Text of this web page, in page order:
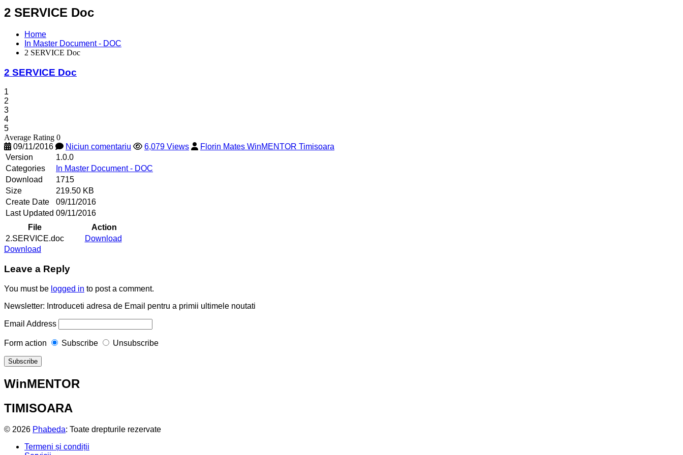
2 SERVICE Doc
Home
In Master Document - DOC
2 SERVICE Doc
2 SERVICE Doc
1
2
3
4
5
Average Rating 0
09/11/2016
Niciun comentariu 6,079 Views
Florin Mates WinMENTOR Timisoara
Version
1.0.0
Categories
In Master Document - DOC
Download
1715
Size
219.50 KB
Create Date
09/11/2016
Last Updated 09/11/2016
File
Action
2.SERVICE.doc
Download
Download
Leave a Reply
You must be logged in to post a comment.
Newsletter: Introduceti adresa de Email pentru a primii ultimele noutati
Email Address
Form action Subscribe Unsubscribe
WinMENTOR
TIMISOARA
© 2026 Phabeda: Toate drepturile rezervate
Termeni și condiții